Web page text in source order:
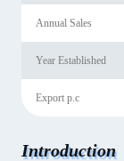
Annual Sales
Year Established
Export p.c
Introduction